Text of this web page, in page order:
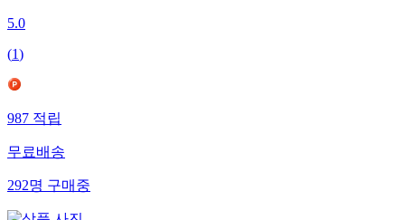
5.0
(1)
987적립
무료배송
292명구매중